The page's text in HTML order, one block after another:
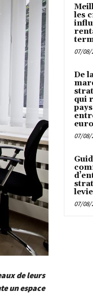
de leurs
un espace
les
07/08/
De
qui
07/08/
07/08/